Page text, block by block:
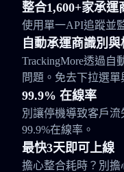
整合1,600+家承運
使用單一API追蹤並
自動承運商識別與
TrackingMore透過自
問題。免去下拉選
99.9% 在線率
別讓停機導致客戶
99.9%在線率。
最快3天即可上線
擔心整合耗時？別擔